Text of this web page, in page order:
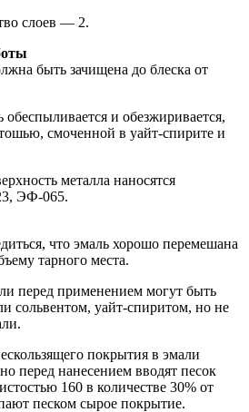
слоев — 2.
быть зачищена до блеска от
и обезжиривается,
смоченной в уайт-спирите и
металла наносятся
ЭФ-065.
что эмаль хорошо перемешана
тарного места.
перед применением могут быть
сольвентом, уайт-спиритом, но не
покрытия в эмали
перед нанесением вводят песок
160 в количестве 30% от
песком сырое покрытие.